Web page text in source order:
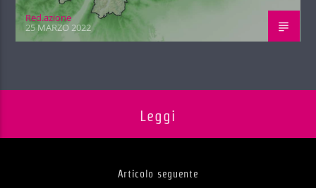
Red.azione
25 MARZO 2022
Leggi
Articolo seguente